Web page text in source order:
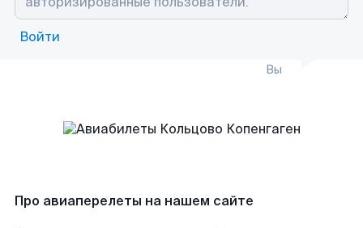
Войти
Вы
Про авиаперелеты на нашем сайте